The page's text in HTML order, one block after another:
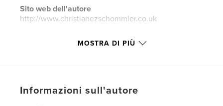
Sito web dell'autore
http://www.christianezschommler.co.uk
Funzionalità e dettagli
N° di pagine:60
MOSTRA DI PIÙ
Informazioni sull'autore